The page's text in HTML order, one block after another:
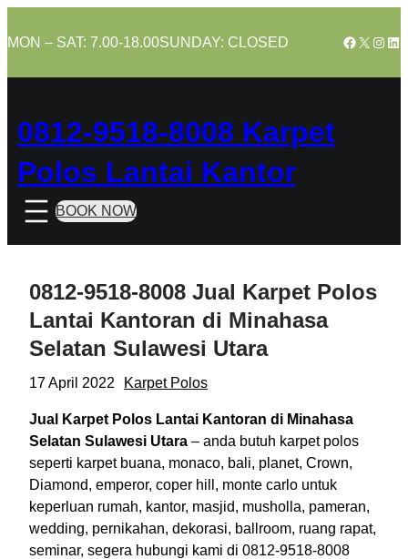
to
MON – SAT: 7.00-18.00SUNDAY: CLOSED Facebook
X
0812-9518-8008 Karpet
Polos Lantai Kantor
BOOK NOW
0812-9518-8008 Jual Karpet Polos
Lantai Kantoran di Minahasa
Selatan Sulawesi Utara
17 April 2022 Karpet Polos
Jual Karpet Polos Lantai Kantoran di Minahasa
Selatan Sulawesi Utara – anda butuh karpet polos
seperti karpet buana, monaco, bali, planet, Crown,
Diamond, emperor, coper hill, monte carlo untuk
keperluan rumah, kantor, masjid, musholla, pameran,
wedding, pernikahan, dekorasi, ballroom, ruang rapat,
seminar, segera hubungi kami di 0812-9518-8008